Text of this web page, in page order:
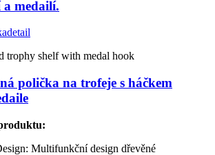
medailí.
detail
polička na trofeje s háčkem
:
Multifunkční design dřevěné